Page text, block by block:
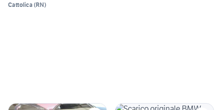
Cattolica (RN)